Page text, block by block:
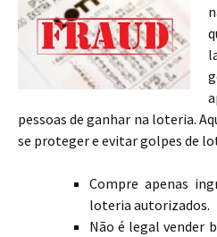
pessoas de ganhar na loteria.
se proteger e evitar golpes de
Compre apenas
loteria autorizados.
Não é legal vender